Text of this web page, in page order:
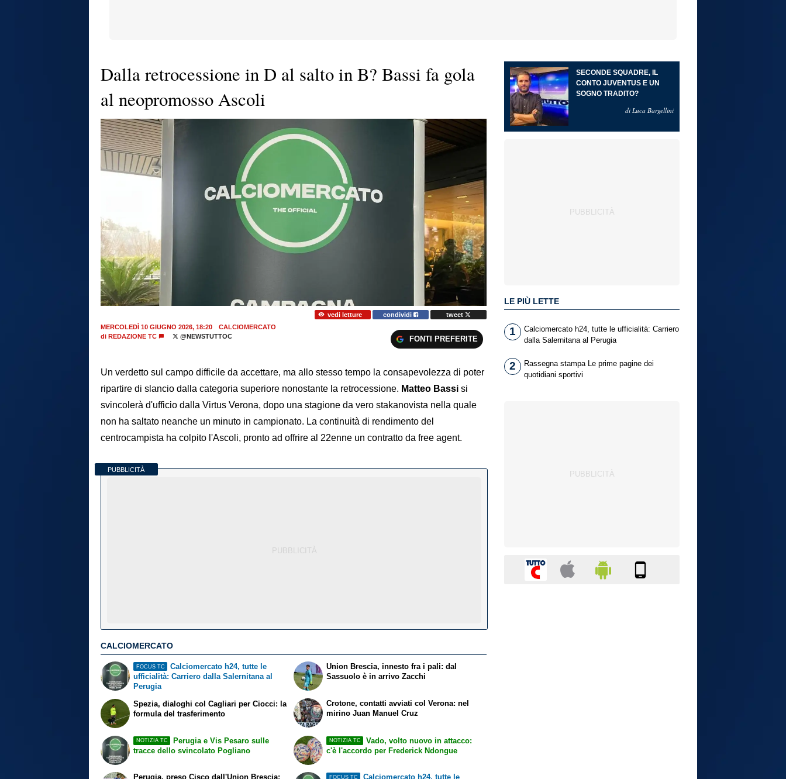
Dalla retrocessione in D al salto in B? Bassi fa gola
al neopromosso Ascoli
vedi letture condividi
tweet
MERCOLEDÌ 10 GIUGNO 2026, 18:20
CALCIOMERCATO
di REDAZIONE TC @NEWSTUTTOC FONTI PREFERITE
Un verdetto sul campo difficile da accettare, ma allo stesso tempo la consapevolezza di poter
ripartire di slancio dalla categoria superiore nonostante la retrocessione. Matteo Bassi si
svincolerà d'ufficio dalla Virtus Verona, dopo una stagione da vero stakanovista nella quale
non ha saltato neanche un minuto in campionato. La continuità di rendimento del
centrocampista ha colpito l'Ascoli, pronto ad offrire al 22enne un contratto da free agent.
PUBBLICITÀ
CALCIOMERCATO
FOCUS TC
Calciomercato h24, tutte le
ufficialità: Carriero dalla Salernitana al
Perugia
Spezia, dialoghi col Cagliari per Ciocci: la
formula del trasferimento
Union Brescia, innesto fra i pali: dal
Sassuolo è in arrivo Zacchi
Crotone, contatti avviati col Verona: nel
mirino Juan Manuel Cruz
NOTIZIA TC
Perugia e Vis Pesaro sulle
tracce dello svincolato Pogliano
Perugia, preso Cisco dall'Union Brescia:
NOTIZIA TC
Vado, volto nuovo in attacco:
c'è l'accordo per Frederick Ndongue
FOCUS TC
Calciomercato h24, tutte le
SECONDE SQUADRE, IL
CONTO JUVENTUS E UN
SOGNO TRADITO?
di Luca Bargellini
LE PIÙ LETTE
1
Calciomercato h24, tutte le ufficialità: Carriero
dalla Salernitana al Perugia
2
Rassegna stampa Le prime pagine dei
quotidiani sportivi